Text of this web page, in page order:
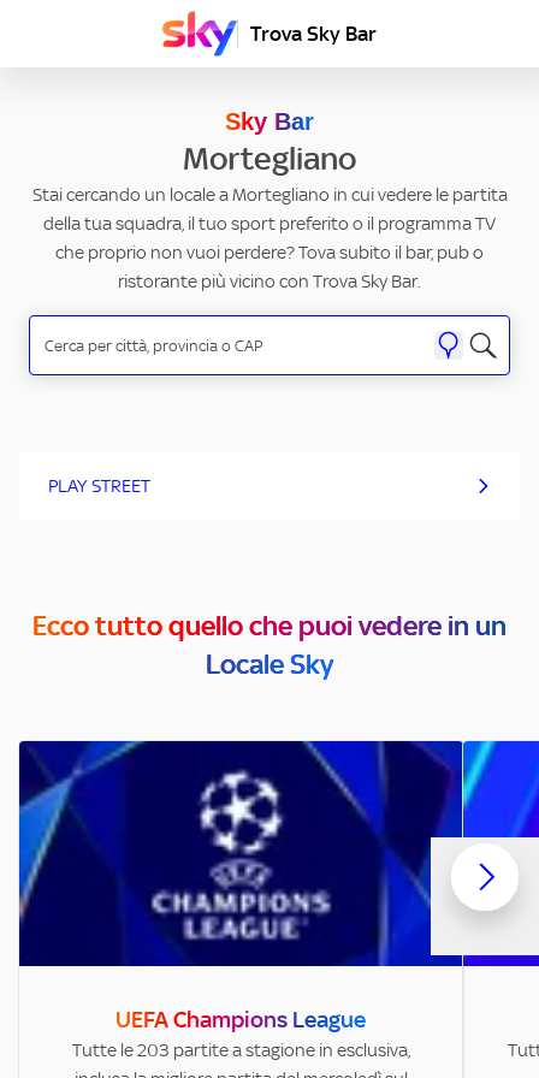
Trova Sky Bar
Sky Bar
Mortegliano
Stai cercando un locale a Mortegliano in cui vedere le partita
della tua squadra, il tuo sport preferito o il programma TV
che proprio non vuoi perdere? Tova subito il bar, pub o
ristorante più vicino con Trova Sky Bar.
PLAY STREET
Ecco tutto quello che puoi vedere in un
Locale Sky
UEFA Champions League
Tutte le 203 partite a stagione in esclusiva,